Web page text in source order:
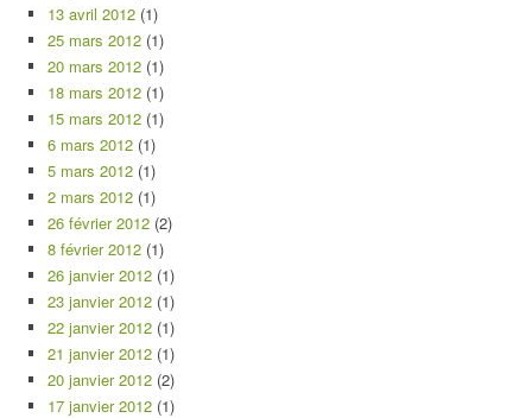
13 avril 2012 (1)
25 mars 2012 (1)
20 mars 2012 (1)
18 mars 2012 (1)
15 mars 2012 (1)
6 mars 2012 (1)
5 mars 2012 (1)
2 mars 2012 (1)
26 février 2012 (2)
8 février 2012 (1)
26 janvier 2012 (1)
23 janvier 2012 (1)
22 janvier 2012 (1)
21 janvier 2012 (1)
20 janvier 2012 (2)
17 janvier 2012 (1)